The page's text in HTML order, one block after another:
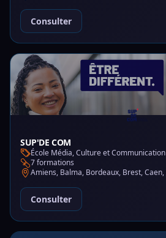
Consulter
SUP'DE COM
École Média, Culture et Communication
7 formations
Consulter